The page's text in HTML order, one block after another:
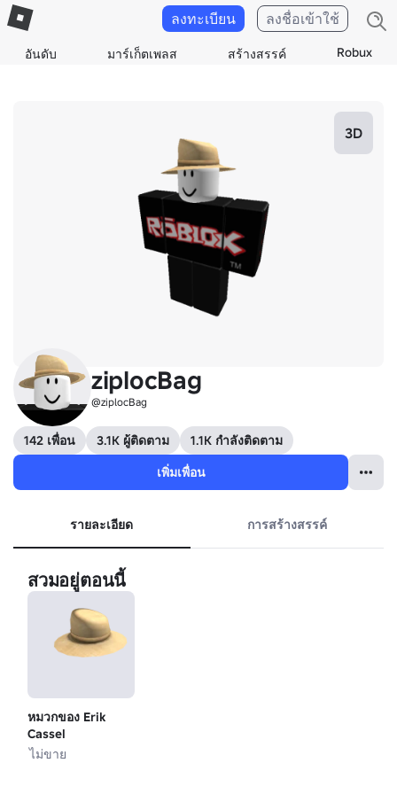
อันดับ มาร์เก็ตเพลส สร้างสรรค์ Robux
ลงทะเบียน ลงชื่อเข้าใช้
3D
ziplocBag
@ziplocBag
142 เพื่อน 3.1K ผู้ติดตาม
1.1K กำลังติดตาม
เพิ่มเพื่อน
รายละเอียด การสร้างสรรค์
สวมอยู่ตอนนี้
หมวกของ Erik
Cassel
ไม่ขาย